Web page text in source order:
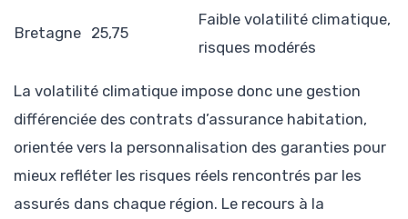
Bretagne 25,75
Faible volatilité climatique,
risques modérés
La volatilité climatique impose donc une gestion
différenciée des contrats d’assurance habitation,
orientée vers la personnalisation des garanties pour
mieux refléter les risques réels rencontrés par les
assurés dans chaque région. Le recours à la